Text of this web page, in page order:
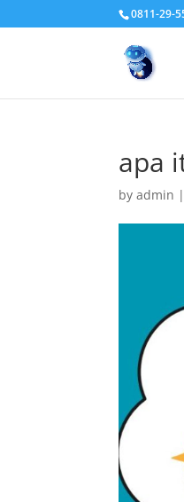
0811-29-
apa
byadmin |